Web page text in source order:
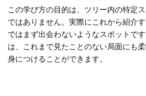
この学び方の目的は、ツリー内の特定
ではありません。実際にこれから紹介
ではまず出会わないようなスポットで
は、これまで見たことのない局面にも
身につけることができます。